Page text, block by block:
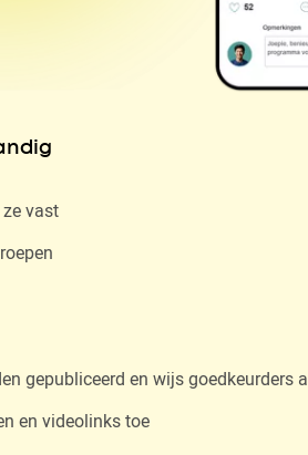
vast
gepubliceerd en wijs goedkeurders
en videolinks toe